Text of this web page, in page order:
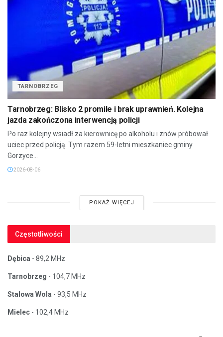
TARNOBRZEG
Tarnobrzeg: Blisko 2 promile i brak uprawnień. Kolejna
jazda zakończona interwencją policji
Po raz kolejny wsiadł za kierownicę po alkoholu i znów próbował
uciec przed policją. Tym razem 59-letni mieszkaniec gminy
Gorzyce...
2026-08-06
POKAŻ WIĘCEJ
Częstotliwości
Dębica - 89,2 MHz
Tarnobrzeg - 104,7 MHz
Stalowa Wola - 93,5 MHz
Mielec - 102,4 MHz